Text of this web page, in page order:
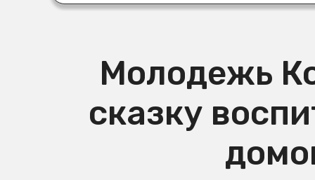
Молодежь
сказку